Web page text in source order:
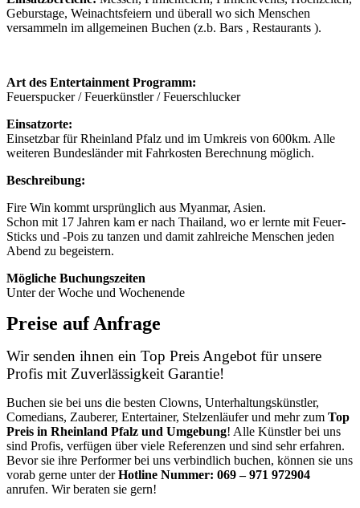
Geburstage, Weinachtsfeiern und überall wo sich Menschen
versammeln im allgemeinen Buchen (z.b. Bars , Restaurants ).
Art des Entertainment Programm:
Feuerspucker / Feuerkünstler / Feuerschlucker
Einsatzorte:
Einsetzbar für Rheinland Pfalz und im Umkreis von 600km. Alle
weiteren Bundesländer mit Fahrkosten Berechnung möglich.
Beschreibung:
Fire Win kommt ursprünglich aus Myanmar, Asien.
Schon mit 17 Jahren kam er nach Thailand, wo er lernte mit Feuer-
Sticks und -Pois zu tanzen und damit zahlreiche Menschen jeden
Abend zu begeistern.
Mögliche Buchungszeiten
Unter der Woche und Wochenende
Preise auf Anfrage
Wir senden ihnen ein Top Preis Angebot für unsere
Profis mit Zuverlässigkeit Garantie!
Buchen sie bei uns die besten Clowns, Unterhaltungskünstler,
Comedians, Zauberer, Entertainer, Stelzenläufer und mehr zum Top
Preis in Rheinland Pfalz und Umgebung! Alle Künstler bei uns
sind Profis, verfügen über viele Referenzen und sind sehr erfahren.
Bevor sie ihre Performer bei uns verbindlich buchen, können sie uns
vorab gerne unter derHotline Nummer: 069 – 971 972904
anrufen. Wir beraten sie gern!